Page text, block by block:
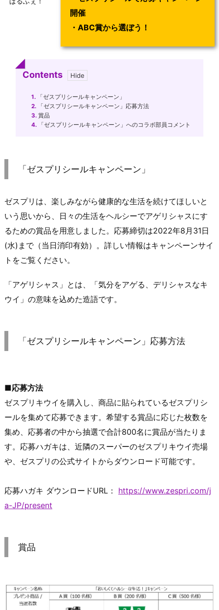
開催
・ABC賞から選ぼう！
Contents
1. 「ゼスプリシールキャンペーン」
2. 「ゼスプリシールキャンペーン」応募方法
3. 賞品
4. 「ゼスプリシールキャンペーン」へのコラボ部員コメント
「ゼスプリシールキャンペーン」
ゼスプリは、楽しみながら健康的な生活を続けてほしいと
いう思いから、日々の生活をヘルシーでアゲリシャスにす
るための賞品を用意しました。応募締切は2022年8月31日
(水)まで（当日消印有効）。詳しい情報はキャンペーンサイ
トをご覧ください。
「アゲリシャス」とは、「気分をアゲる、デリシャスなキ
ウイ」の意味を込めた造語です。
「ゼスプリシールキャンペーン」応募方法
■応募方法
ゼスプリキウイを購入し、商品に貼られているゼスプリシ
ールを集めて応募できます。希望する賞品に応じた枚数を
集め、応募者の中から抽選で合計800名に賞品が当たりま
す。応募ハガキは、近隣のスーパーのゼスプリキウイ売場
や、ゼスプリの公式サイトからダウンロード可能です。
応募ハガキ ダウンロードURL：
https://www.zespri.com/j
a-JP/present
賞品